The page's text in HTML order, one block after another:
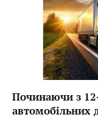
Починаючи з